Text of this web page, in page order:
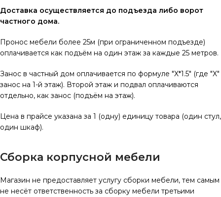
Доставка осуществляется до подъезда либо ворот
частного дома.
Пронос мебели более 25м (при ограниченном подъезде)
оплачивается как подъём на один этаж за каждые 25 метров.
Занос в частный дом оплачивается по формуле "X*1.5" (где "X"
занос на 1-й этаж). Второй этаж и подвал оплачиваются
отдельно, как занос (подъём на этаж).
Цена в прайсе указана за 1 (одну) единицу товара (один стул,
один шкаф).
Сборка корпусной мебели
Магазин не предоставляет услугу сборки мебели, тем самым
не несёт ответственность за сборку мебели третьими